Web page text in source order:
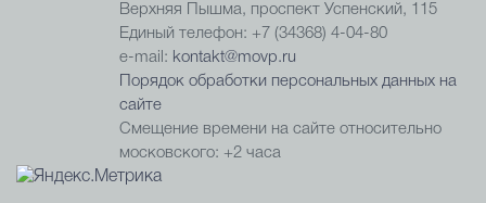
Верхняя Пышма, проспект Успенский, 115
Единый телефон: +7 (34368) 4-04-80
e-mail: kontakt@movp.ru
Порядок обработки персональных данных на
сайте
Смещение времени на сайте относительно
московского: +2 часа